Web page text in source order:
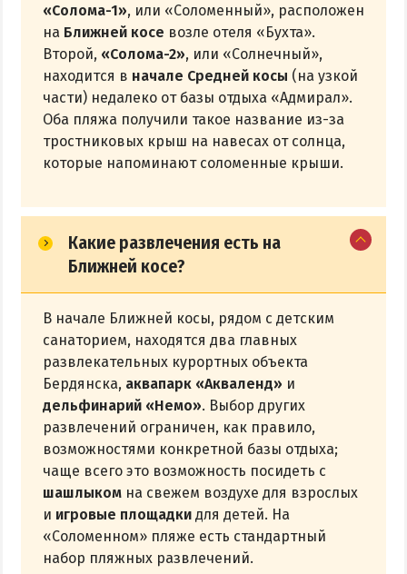
«Солома-1», или «Соломенный», расположен
на Ближней косе возле отеля «Бухта».
Второй, «Солома-2», или «Солнечный»,
находится в начале Средней косы (на узкой
части) недалеко от базы отдыха «Адмирал».
Оба пляжа получили такое название из-за
тростниковых крыш на навесах от солнца,
которые напоминают соломенные крыши.
Какие развлечения есть на
Ближней косе?
В начале Ближней косы, рядом с детским
санаторием, находятся два главных
развлекательных курортных объекта
Бердянска, аквапарк «Акваленд» и
дельфинарий «Немо». Выбор других
развлечений ограничен, как правило,
возможностями конкретной базы отдыха;
чаще всего это возможность посидеть с
шашлыком на свежем воздухе для взрослых
и игровые площадки для детей. На
«Соломенном» пляже есть стандартный
набор пляжных развлечений.